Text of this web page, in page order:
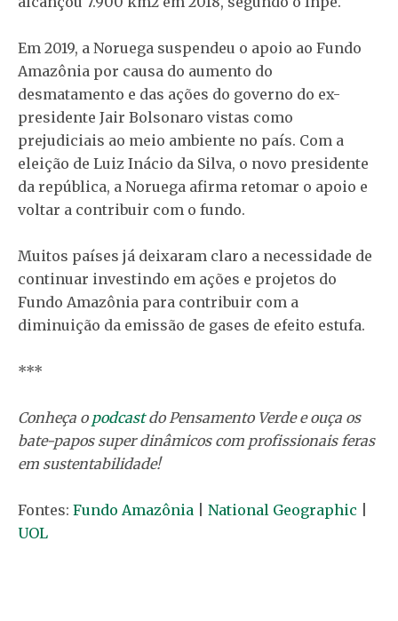
Em 2019, a Noruega suspendeu o apoio ao Fundo
Amazônia por causa do aumento do
desmatamento e das ações do governo do ex-
presidente Jair Bolsonaro vistas como
prejudiciais ao meio ambiente no país. Com a
eleição de Luiz Inácio da Silva, o novo presidente
da república, a Noruega afirma retomar o apoio e
voltar a contribuir com o fundo.
Muitos países já deixaram claro a necessidade de
continuar investindo em ações e projetos do
Fundo Amazônia para contribuir com a
diminuição da emissão de gases de efeito estufa.
***
Conheça opodcastdo Pensamento Verde e ouça os
bate-papos super dinâmicos com profissionais feras
em sustentabilidade!
Fontes: Fundo Amazônia National Geographic
UOL